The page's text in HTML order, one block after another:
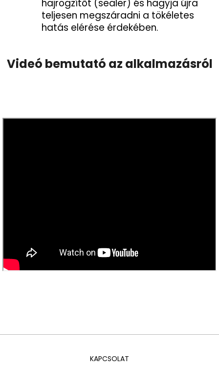
hajrögzítőt (sealer) és hagyja újra
teljesen megszáradni a tökéletes
hatás elérése érdekében.
Videó bemutató az alkalmazásról
KAPCSOLAT